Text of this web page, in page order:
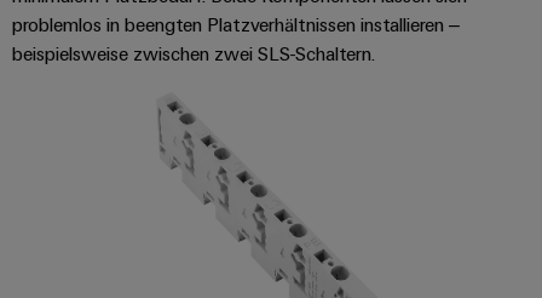
problemlos in beengten Platzverhältnissen installieren –
beispielsweise zwischen zwei SLS-Schaltern.